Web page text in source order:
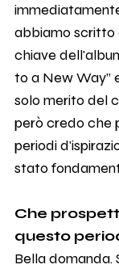
abbiamo scritto
chiave
to a New Way”
solo merito del
però credo che
periodi
stato
Che
questo
Bella domanda.